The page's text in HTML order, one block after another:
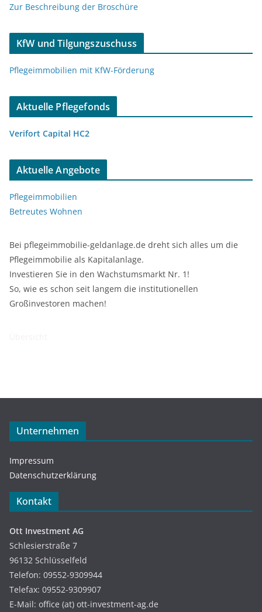
Zur Beschreibung der Broschüre
KfW und Tilgungszuschuss
Pflegeimmobilien mit KfW-Förderung
Aktuelle Pflegefonds
Verifort Capital HC2
Aktuelle Angebote
Pflegeimmobilien
Betreutes Wohnen
Bei pflegeimmobilie-geldanlage.de dreht sich alles um die
Pflegeimmobilie als Kapitalanlage.
Investieren Sie in den Wachstumsmarkt Nr. 1!
So, wie es schon seit langem die institutionellen
Großinvestoren machen!
Unternehmen
Impressum
Datenschutzerklärung
Kontakt
Ott Investment AG
Schlesierstraße 7
96132 Schlüsselfeld
Telefon: 09552-9309944
Telefax: 09552-9309907
E-Mail: office (at) ott-investment-ag.de